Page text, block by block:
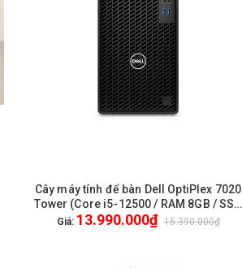
HẾT HÀNG
Cây máy tính để bàn Dell OptiPlex 7020
Tower (Core i5-12500 / RAM 8GB / SSD
512GB / Windows 11 Home ) / New / 1Yr
Giá: 13.990.000₫ 15.390.000₫